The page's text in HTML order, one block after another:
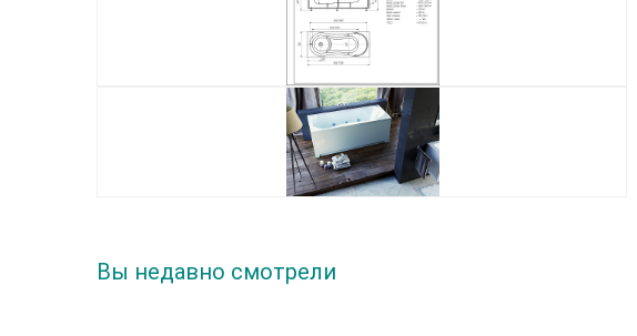
Вы недавно смотрели